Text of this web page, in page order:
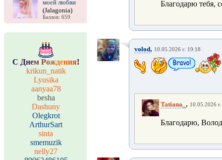
моей любви
(Jalagonia)
Баллов: 659
С Днем Рождения!
krikun_natik
Lyusika
aanyaa78
besha
Dashuny
Olegkrot
ArthurSart
sinta
smemuzik
nelly27
Благодарю тебя,
volod, 10.05.2026 г. 19:18
Tatiana_ , 10.05.2026
Благодарю,